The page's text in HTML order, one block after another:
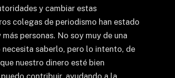
y cambiar estas
colegas de periodismo han estado
personas. No soy muy de una
necesita saberlo, pero lo intento, de
nuestro dinero esté bien
contribuir, ayudando a la